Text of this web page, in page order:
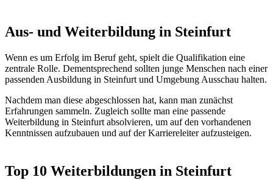
Aus- und Weiterbildung in Steinfurt
Wenn es um Erfolg im Beruf geht, spielt die Qualifikation eine
zentrale Rolle. Dementsprechend sollten junge Menschen nach einer
passenden Ausbildung in Steinfurt und Umgebung Ausschau halten.
Nachdem man diese abgeschlossen hat, kann man zunächst
Erfahrungen sammeln. Zugleich sollte man eine passende
Weiterbildung in Steinfurt absolvieren, um auf den vorhandenen
Kenntnissen aufzubauen und auf der Karriereleiter aufzusteigen.
Top 10 Weiterbildungen in Steinfurt